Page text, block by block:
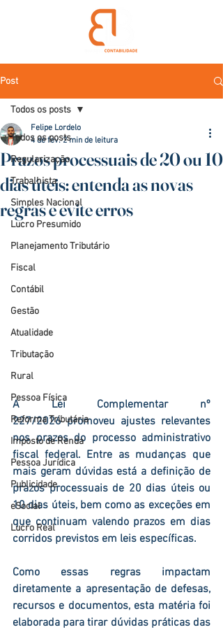
Post
Todos os posts
Regularização
Trabalhista
Simples Nacional
Lucro Presumido
Planejamento Tributário
Fiscal
Contábil
Gestão
Atualidade
Tributação
Rural
Pessoa Física
Reforma Tributária
Imposto de Renda
Pessoa Jurídica
Publicidade
eSocial
Lucro Real
Todos os posts
Prazos processuais de 20 ou 10
dias úteis: entenda as novas
regras e evite erros
Felipe Lordelo
4 de fev. 2 min de leitura
A Lei Complementar nº
227/2026 promoveu ajustes relevantes
nos prazos do processo administrativo
fiscal federal. Entre as mudanças que
prazos processuais de 20 dias úteis ou
10 dias úteis, bem como as exceções em
que continuam valendo prazos em dias
corridos previstos em leis específicas.
Como essas regras impactam
diretamente a apresentação de defesas,
recursos e documentos, esta matéria foi
elaborada para tirar dúvidas práticas das